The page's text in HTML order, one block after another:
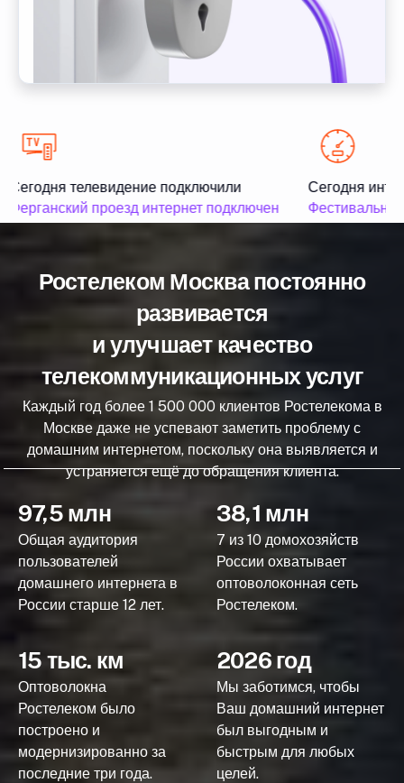
Сегодня телевидение подключили
Ферганский проезд интернет подключен
Сегодня
Ростелеком Москва постоянно
развивается
и улучшает качество
телекоммуникационных услуг
Каждый год более 1 500 000 клиентов Ростелекома в
Москве даже не успевают заметить проблему с
домашним интернетом, поскольку она выявляется и
устраняется ещё до обращения клиента.
97,5 млн
Общая аудитория
пользователей
домашнего интернета в
России старше 12 лет.
38,1 млн
7 из 10 домохозяйств
России охватывает
оптоволоконная сеть
Ростелеком.
15 тыс. км
Оптоволокна
Ростелеком было
построено и
модернизированно за
последние три года.
2026 год
Мы заботимся, чтобы
Ваш домашний интернет
был выгодным и
быстрым для любых
целей.